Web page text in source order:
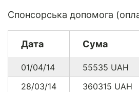
Спонсорська допомога
Дата Сума
01/04/14 55535 UAH
28/03/14
360315 UAH